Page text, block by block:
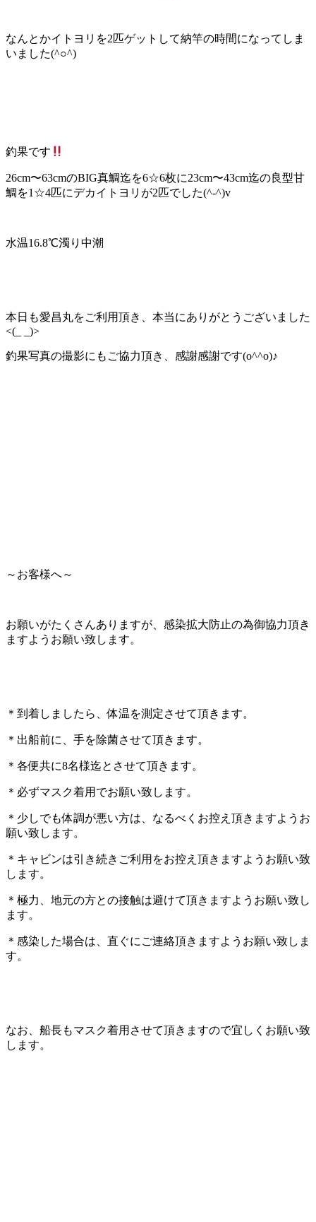
なんとかイトヨリを2匹ゲットして納竿の時間になってしま
いました(^○^)
釣果です
26cm〜63cmのBIG真鯛迄を6☆6枚に23cm〜43cm迄の良型甘
鯛を1☆4匹にデカイトヨリが2匹でした(^-^)v
水温16.8℃濁り中潮
本日も愛昌丸をご利用頂き、本当にありがとうございました
<(_ _)>
釣果写真の撮影にもご協力頂き、感謝感謝です(o^^o)♪
～お客様へ～
お願いがたくさんありますが、感染拡大防止の為御協力頂き
ますようお願い致します。
＊到着しましたら、体温を測定させて頂きます。
＊出船前に、手を除菌させて頂きます。
＊各便共に8名様迄とさせて頂きます。
＊必ずマスク着用でお願い致します。
＊少しでも体調が悪い方は、なるべくお控え頂きますようお
願い致します。
＊キャビンは引き続きご利用をお控え頂きますようお願い致
します。
＊極力、地元の方との接触は避けて頂きますようお願い致し
ます。
＊感染した場合は、直ぐにご連絡頂きますようお願い致しま
す。
なお、船長もマスク着用させて頂きますので宜しくお願い致
します。